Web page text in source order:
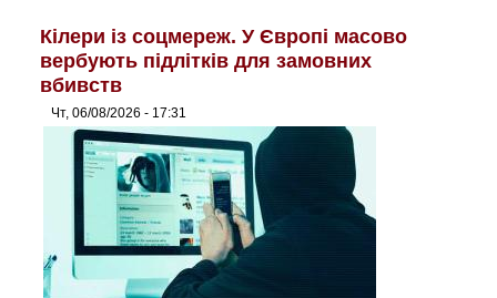
Кілери із соцмереж. У Європі масово
вербують підлітків для замовних
вбивств
Чт, 06/08/2026 - 17:31